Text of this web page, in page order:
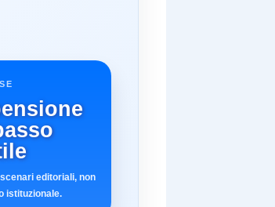
editoriali, non
istituzionale.